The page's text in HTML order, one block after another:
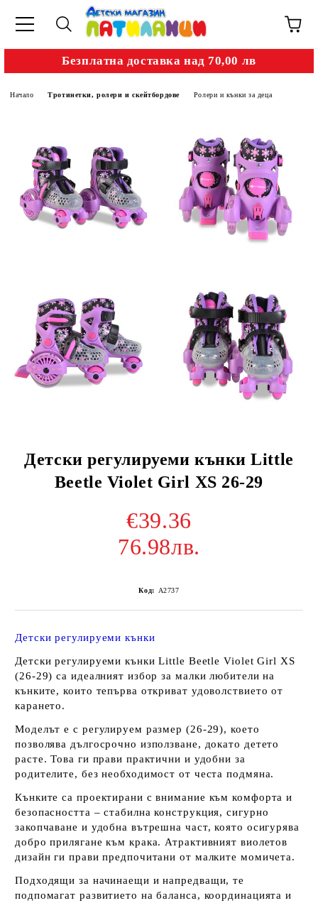
Безплатна доставка над 70,00 лв
Начало Тротинетки, ролери и скейтбордове Ролери и кънки за деца
Детски регулируеми кънки Little
Beetle Violet Girl XS 26-29
€39.36
76.98лв.
Код: A2737
Детски регулируеми кънки
Детски регулируеми кънки Little Beetle Violet Girl XS
(26-29) са идеалният избор за малки любители на
кънките, които тепърва откриват удоволствието от
карането.
Моделът е с регулируем размер (26-29), което
позволява дългосрочно използване, докато детето
расте. Това ги прави практични и удобни за
родителите, без необходимост от честа подмяна.
Кънките са проектирани с внимание към комфорта и
безопасността – стабилна конструкция, сигурно
закопчаване и удобна вътрешна част, която осигурява
добро прилягане към крака. Атрактивният виолетов
дизайн ги прави предпочитани от малките момичета.
Подходящи за начинаещи и напредващи, те
подпомагат развитието на баланса, координацията и